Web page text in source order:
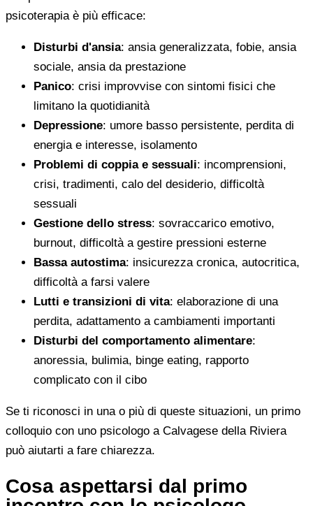
psicoterapia è più efficace:
Disturbi d'ansia: ansia generalizzata, fobie, ansia
sociale, ansia da prestazione
Panico: crisi improvvise con sintomi fisici che
limitano la quotidianità
Depressione: umore basso persistente, perdita di
energia e interesse, isolamento
Problemi di coppia e sessuali: incomprensioni,
crisi, tradimenti, calo del desiderio, difficoltà
sessuali
Gestione dello stress: sovraccarico emotivo,
burnout, difficoltà a gestire pressioni esterne
Bassa autostima: insicurezza cronica, autocritica,
difficoltà a farsi valere
Lutti e transizioni di vita: elaborazione di una
perdita, adattamento a cambiamenti importanti
Disturbi del comportamento alimentare:
anoressia, bulimia, binge eating, rapporto
complicato con il cibo
Se ti riconosci in una o più di queste situazioni, un primo
colloquio con uno psicologo a Calvagese della Riviera
può aiutarti a fare chiarezza.
Cosa aspettarsi dal primo